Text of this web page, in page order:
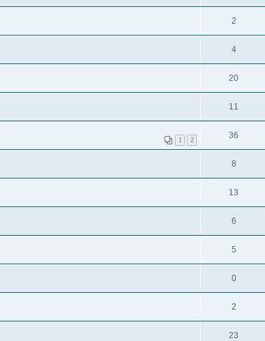
2
4
20
11
1 2 36
8
13
6
5
0
2
23